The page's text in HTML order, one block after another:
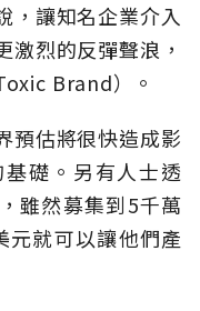
，讓知名企業介入
激烈的反彈聲浪，
Brand）。
預估將很快造成影
礎。另有人士透
雖然募集到5千萬
元就可以讓他們產